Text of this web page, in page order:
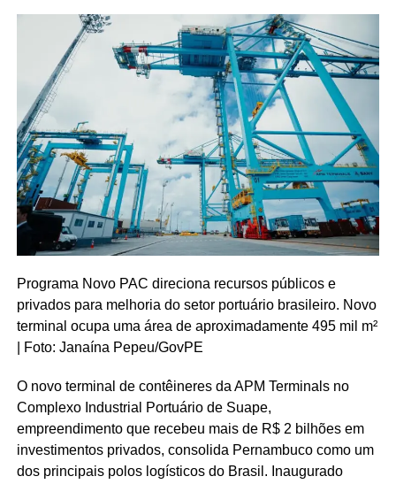
Programa Novo PAC direciona recursos públicos e
privados para melhoria do setor portuário brasileiro. Novo
terminal ocupa uma área de aproximadamente 495 mil m²
| Foto: Janaína Pepeu/GovPE
O novo terminal de contêineres da APM Terminals no
Complexo Industrial Portuário de Suape,
empreendimento que recebeu mais de R$ 2 bilhões em
investimentos privados, consolida Pernambuco como um
dos principais polos logísticos do Brasil. Inaugurado